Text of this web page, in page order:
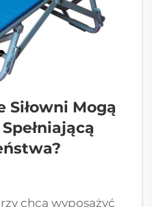
Siłowni Mogą
chcą wyposażyć